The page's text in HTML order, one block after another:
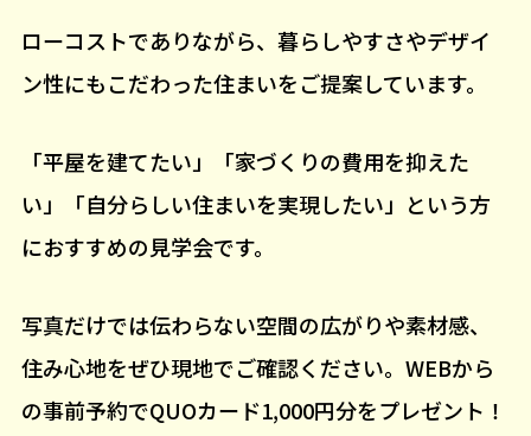
ローコストでありながら、暮らしやすさやデザイ
ン性にもこだわった住まいをご提案しています。
「平屋を建てたい」「家づくりの費用を抑えた
い」「自分らしい住まいを実現したい」という方
におすすめの見学会です。
写真だけでは伝わらない空間の広がりや素材感、
住み心地をぜひ現地でご確認ください。WEBから
の事前予約でQUOカード1,000円分をプレゼント！